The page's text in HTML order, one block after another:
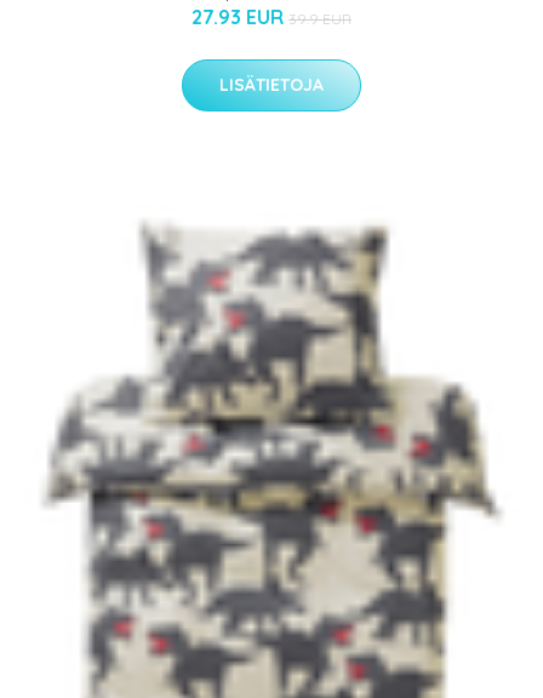
27.93 EUR 39.9 EUR
LISÄTIETOJA